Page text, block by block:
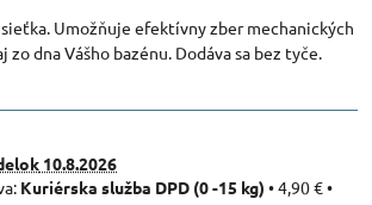
Umožňuje efektívny zber mechanických
dna Vášho bazénu. Dodáva sa bez tyče.
10.8.2026
Kuriérska služba DPD (0 -15 kg) •4,90 €•